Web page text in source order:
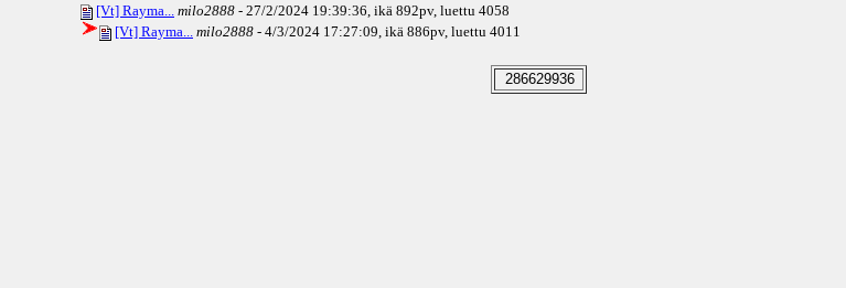
[Vt] Rayma... milo2888 - 27/2/2024 19:39:36, ikä 892pv, luettu 4058
[Vt] Rayma... milo2888 - 4/3/2024 17:27:09, ikä 886pv, luettu 4011
286629936